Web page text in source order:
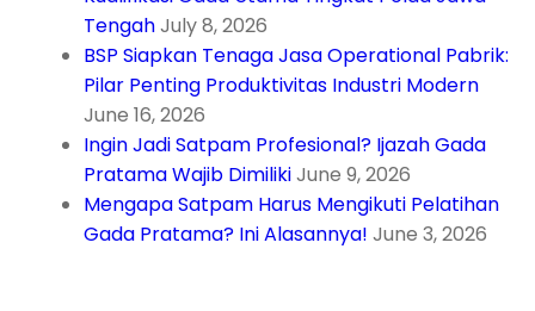
TengahJuly 8, 2026
BSP Siapkan Tenaga Jasa Operational Pabrik:
Pilar Penting Produktivitas Industri Modern
June 16, 2026
Ingin Jadi Satpam Profesional? Ijazah Gada
Pratama Wajib DimilikiJune 9, 2026
Mengapa Satpam Harus Mengikuti Pelatihan
Gada Pratama? Ini Alasannya! June 3, 2026